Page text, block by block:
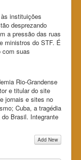
instituições
desprezando
a pressão das ruas
ministros do STF. É
com suas
Rio-Grandense
e titular do site
jornais e sites no
Cuba, a tragédia
Brasil. Integrante
Add New